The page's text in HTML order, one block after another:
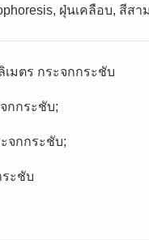
ฝุ่นเคลือบ, สีส
เมตร กระจกกระชับ
กกระชับ;
จกกระชับ;
ระชับ